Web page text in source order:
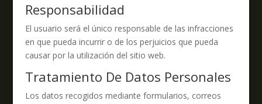
Responsabilidad
El usuario será el único responsable de las infracciones
en que pueda incurrir o de los perjuicios que pueda
causar por la utilización del sitio web.
Tratamiento De Datos Personales
Los datos recogidos mediante formularios, correos